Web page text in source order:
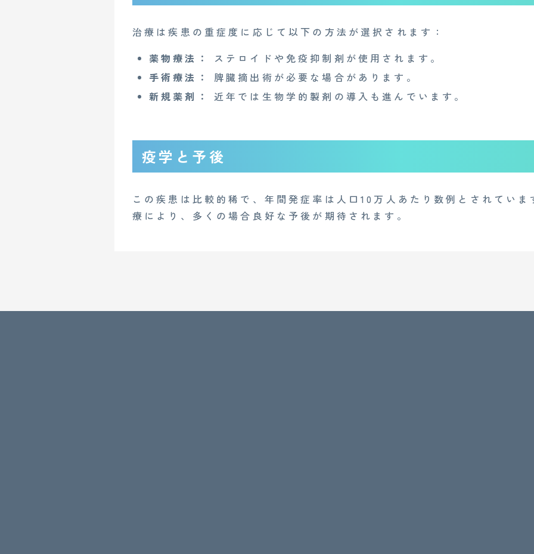
治療は疾患の重症度に応じて以下の方法が選択されます：
薬物療法：
ステロイドや免疫抑制剤が使用されます。
手術療法：
脾臓摘出術が必要な場合があります。
新規薬剤：
近年では生物学的製剤の導入も進んでいます。
疫学と予後
この疾患は比較的稀で、年間発症率は人口10万人あたり数例とされてい
療により、多くの場合良好な予後が期待されます。
Copyright© 2023 Medi Face, Ltd. All Right Reserved.